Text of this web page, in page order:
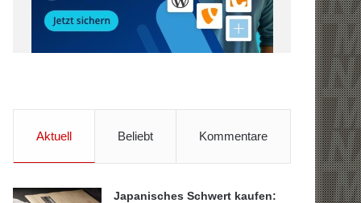
Aktuell Beliebt Kommentare
Japanisches Schwert kaufen: